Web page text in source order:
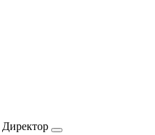
Директор